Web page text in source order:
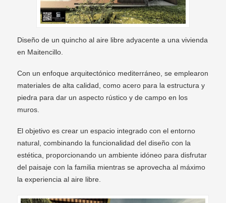
Diseño de un quincho al aire libre adyacente a una vivienda
en Maitencillo.
Con un enfoque arquitectónico mediterráneo, se emplearon
materiales de alta calidad, como acero para la estructura y
piedra para dar un aspecto rústico y de campo en los
muros.
El objetivo es crear un espacio integrado con el entorno
natural, combinando la funcionalidad del diseño con la
estética, proporcionando un ambiente idóneo para disfrutar
del paisaje con la familia mientras se aprovecha al máximo
la experiencia al aire libre.